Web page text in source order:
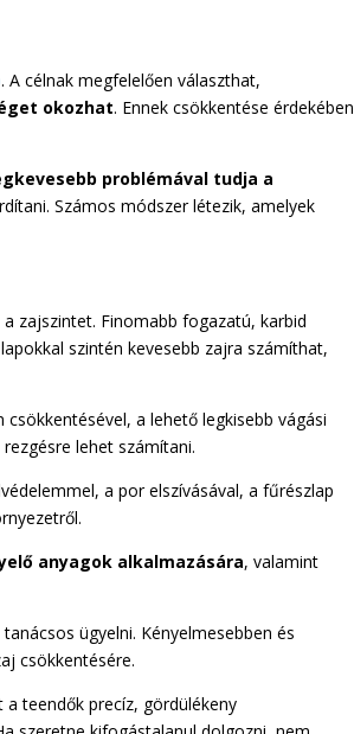
. A célnak megfelelően választhat,
okozhat. Ennek csökkentése érdekében
problémával tudja a
Számos módszer létezik, amelyek
zajszintet. Finomabb fogazatú, karbid
szintén kevesebb zajra számíthat,
csökkentésével, a lehető legkisebb vágási
lehet számítani.
a por elszívásával, a fűrészlap
anyagok alkalmazására, valamint
ügyelni. Kényelmesebben és
csökkentésére.
teendők precíz, gördülékeny